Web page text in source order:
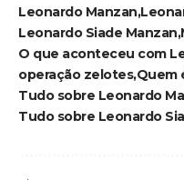
Leonardo Manzan
Leonardo Siade Manzan
O que aconteceu com
operação zelotesQuem
Tudo sobre Leonardo
Tudo sobre Leonardo